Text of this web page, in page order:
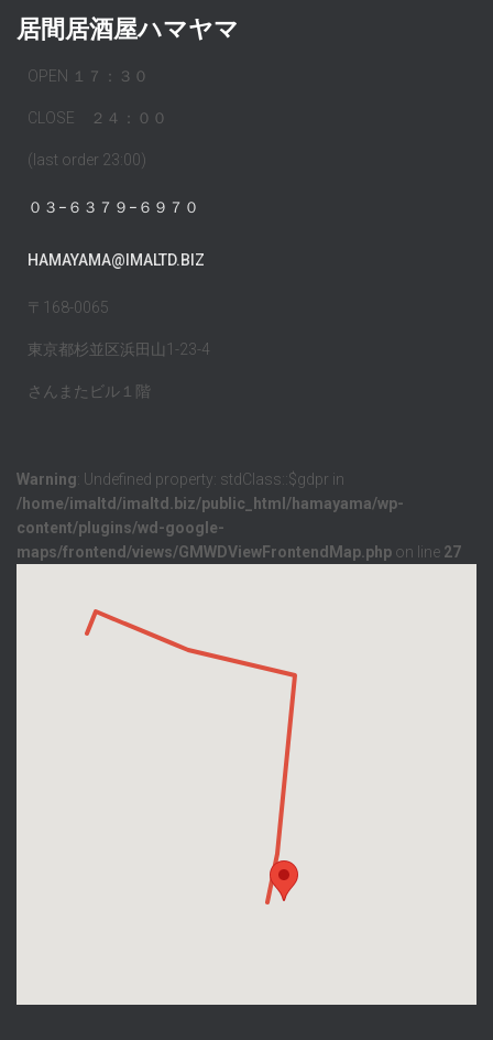
居間居酒屋ハマヤマ
OPEN １７：３０
CLOSE ２４：００
(last order 23:00)
０３−６３７９−６９７０
HAMAYAMA@IMALTD.BIZ
〒168-0065
東京都杉並区浜田山1-23-4
さんまたビル１階
Warning: Undefined property: stdClass::$gdpr in
/home/imaltd/imaltd.biz/public_html/hamayama/wp-
content/plugins/wd-google-
maps/frontend/views/GMWDViewFrontendMap.php on line 27